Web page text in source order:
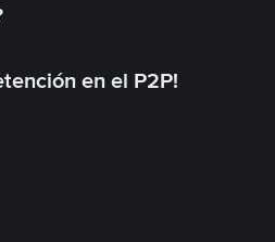
en el P2P!